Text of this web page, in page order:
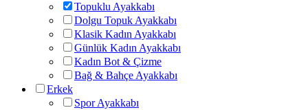
Topuklu Ayakkabı
Dolgu Topuk Ayakkabı
Klasik Kadın Ayakkabı
Günlük Kadın Ayakkabı
Kadın Bot & Çizme
Bağ & Bahçe Ayakkabı
Erkek
Spor Ayakkabı